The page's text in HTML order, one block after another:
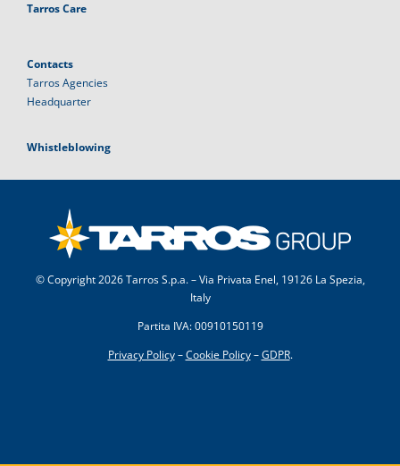
Tarros Care
Contacts
Tarros Agencies
Headquarter
Whistleblowing
© Copyright2026 Tarros S.p.a. – Via Privata Enel, 19126 La Spezia,
Italy
Partita IVA: 00910150119
Privacy Policy–Cookie Policy–GDPR.